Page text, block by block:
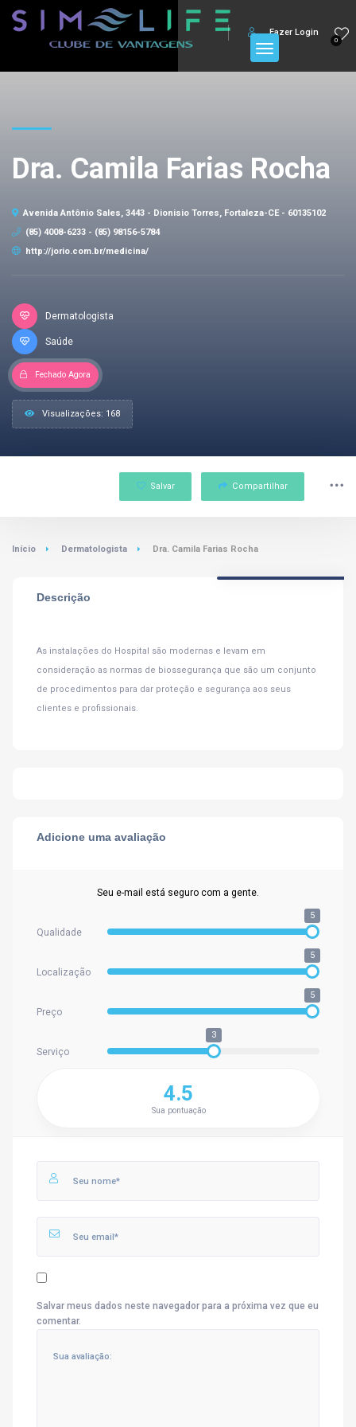
0
Fazer Login
Dra. Camila Farias Rocha
Avenida Antônio Sales, 3443 - Dionisio Torres, Fortaleza-CE - 60135102
(85) 4008-6233 - (85) 98156-5784
http://jorio.com.br/medicina/
Dermatologista
Saúde
Fechado Agora
Visualizações: 168
Salvar Compartilhar
Início Dermatologista Dra. Camila Farias Rocha
Descrição
As instalações do Hospital são modernas e levam em
consideração as normas de biossegurança que são um conjunto
de procedimentos para dar proteção e segurança aos seus
clientes e profissionais.
Adicione uma avaliação
Seu e-mail está seguro com a gente.
Qualidade
5
Localização
5
Preço
5
Serviço
3
4.5
Sua pontuação
Salvar meus dados neste navegador para a próxima vez que eu
comentar.